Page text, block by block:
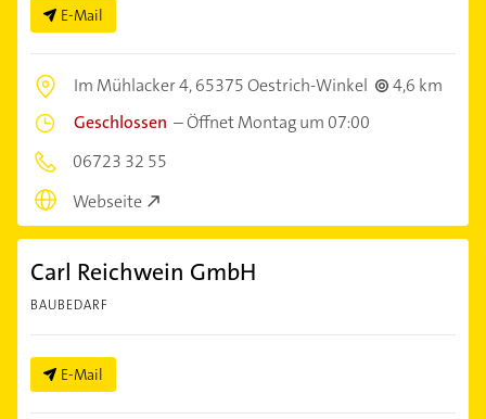
E-Mail
Im Mühlacker 4,65375 Oestrich-Winkel
4,6 km
Geschlossen –Öffnet Montag um 07:00
06723 32 55
Webseite
Carl Reichwein GmbH
BAUBEDARF
E-Mail